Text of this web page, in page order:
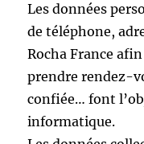
Les données
de téléphone,
Rocha France
prendre rendez-
confiée… font
informatique.